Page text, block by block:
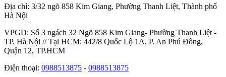
Địa chỉ: 3/32 ngõ 858 Kim Giang, Phường Thanh Liệt, Thành phố
Hà Nội
VPGD: Số 3 ngách 32 Ngõ 858 Kim Giang- Phường Thanh Liệt -
TP. Hà Nội // Tại HCM: 442/8 Quốc Lộ 1A, P. An Phú Đông,
Quận 12, TP.HCM
Điện thoại: 0988513875 - 0988513875